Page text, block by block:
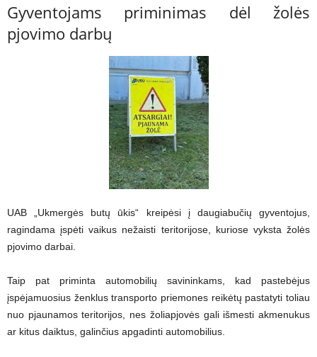
Gyventojams priminimas dėl žolės
pjovimo darbų
UAB „Ukmergės butų ūkis“ kreipėsi į daugiabučių gyventojus,
ragindama įspėti vaikus nežaisti teritorijose, kuriose vyksta žolės
pjovimo darbai.
Taip pat priminta automobilių savininkams, kad pastebėjus
įspėjamuosius ženklus transporto priemones reikėtų pastatyti toliau
nuo pjaunamos teritorijos, nes žoliapjovės gali išmesti akmenukus
ar kitus daiktus, galinčius apgadinti automobilius.